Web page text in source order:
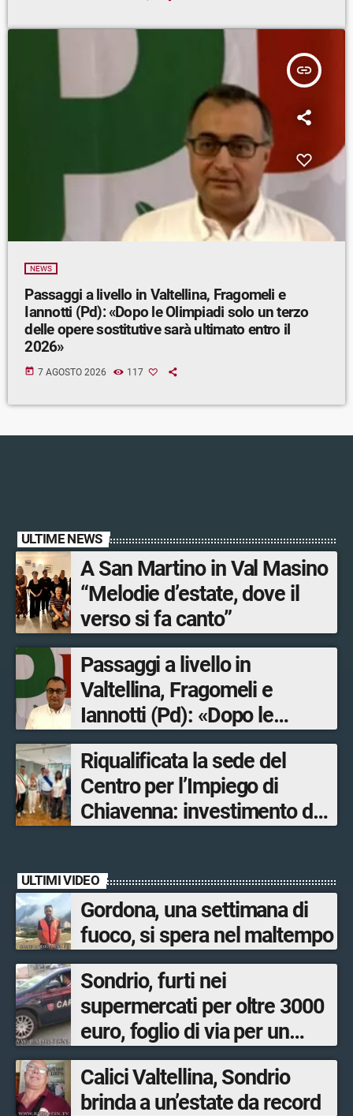
insert_link
NEWS
Passaggi a livello in Valtellina, Fragomeli e
Iannotti (Pd): «Dopo le Olimpiadi solo un terzo
delle opere sostitutive sarà ultimato entro il
2026»
today 7 AGOSTO 2026 117
ULTIME NEWS
A San Martino in Val Masino
“Melodie d’estate, dove il
verso si fa canto”
Passaggi a livello in
Valtellina, Fragomeli e
Iannotti (Pd): «Dopo le
Olimpiadi solo un terzo delle
opere sostitutive sarà
ultimato entro il 2026»
Riqualificata la sede del
Centro per l’Impiego di
Chiavenna: investimento da
ULTIMI VIDEO
Gordona, una settimana di
fuoco, si spera nel maltempo
Sondrio, furti nei
supermercati per oltre 3000
euro, foglio di via per un
ventinovenne
Calici Valtellina, Sondrio
brinda a un’estate da record